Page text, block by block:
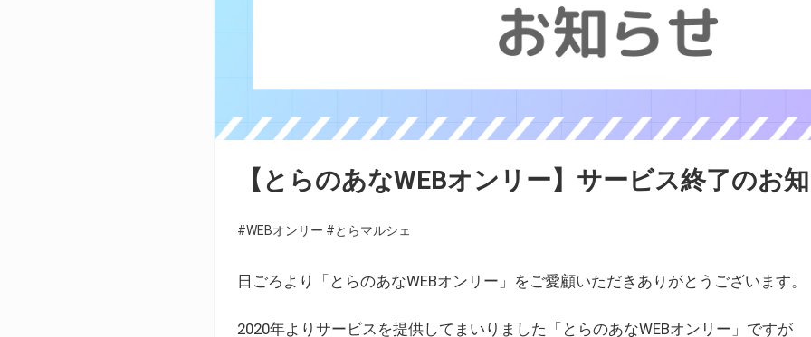
【とらのあなWEBオンリー】サービス終了のお
#WEBオンリー #とらマルシェ
日ごろより「とらのあなWEBオンリー」をご愛顧いただきありがとうございます。
2020年よりサービスを提供してまいりました「とらのあなWEBオンリー」ですが